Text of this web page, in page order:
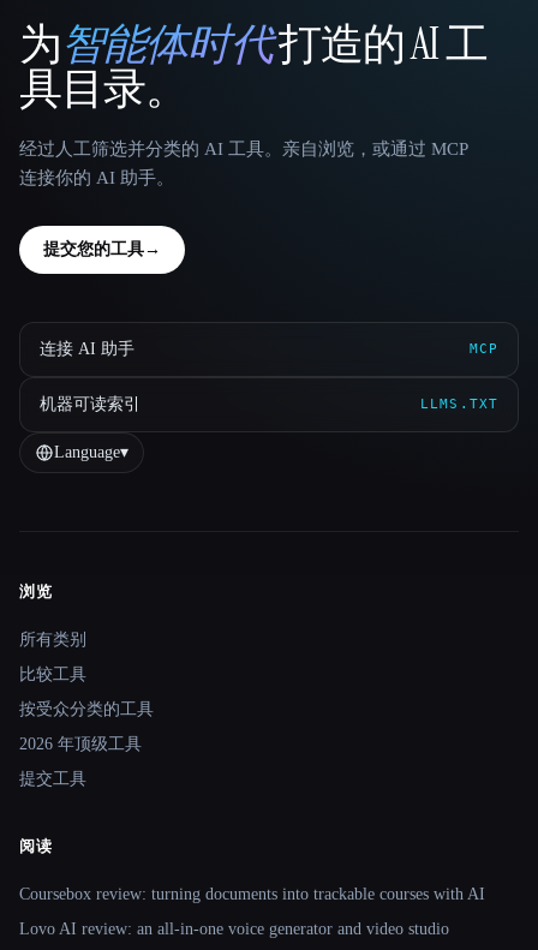
That AI Collection
为智能体时代打造的 AI 工
具目录。
经过人工筛选并分类的 AI 工具。亲自浏览，或通过 MCP
连接你的 AI 助手。
提交您的工具→
连接 AI 助手 MCP
机器可读索引 LLMS.TXT
Language▾
Site navigation
浏览
所有类别
比较工具
按受众分类的工具
2026 年顶级工具
提交工具
阅读
Coursebox review: turning documents into trackable courses with AI
Lovo AI review: an all-in-one voice generator and video studio